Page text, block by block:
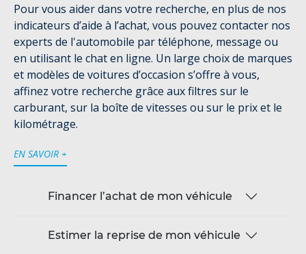
Pour vous aider dans votre recherche, en plus de nos
indicateurs d’aide à l’achat, vous pouvez contacter nos
experts de l'automobile par téléphone, message ou
en utilisant le chat en ligne. Un large choix de marques
et modèles de voitures d’occasion s’offre à vous,
affinez votre recherche grâce aux filtres sur le
carburant, sur la boîte de vitesses ou sur le prix et le
kilométrage.
EN SAVOIR +
Financer l’achat de mon véhicule
Estimer la reprise de mon véhicule